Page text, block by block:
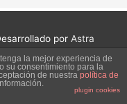
por Astra
de privacidad
la mejor experiencia de
su consentimiento para la
de nuestra política de
plugin cookies